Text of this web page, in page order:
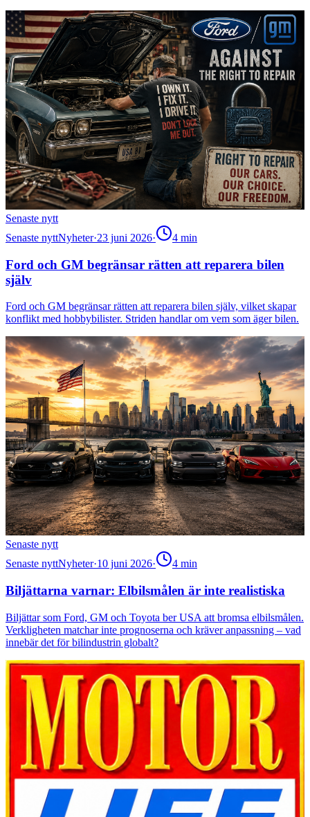
Senaste nytt
Senaste nyttNyheter·23 juni 2026· 4 min
Ford och GM begränsar rätten att reparera bilen
själv
Ford och GM begränsar rätten att reparera bilen själv, vilket skapar
konflikt med hobbybilister. Striden handlar om vem som äger bilen.
Senaste nytt
Senaste nyttNyheter·10 juni 2026· 4 min
Biljättarna varnar: Elbilsmålen är inte realistiska
Biljättar som Ford, GM och Toyota ber USA att bromsa elbilsmålen.
Verkligheten matchar inte prognoserna och kräver anpassning – vad
innebär det för bilindustrin globalt?